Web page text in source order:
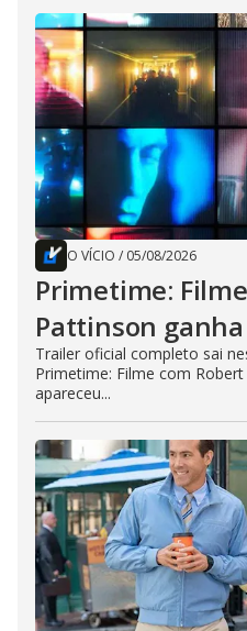
O VÍCIO / 05/08/2026
Primetime:
Pattinson
Trailer oficial completo sai
Primetime: Filme com
apareceu...